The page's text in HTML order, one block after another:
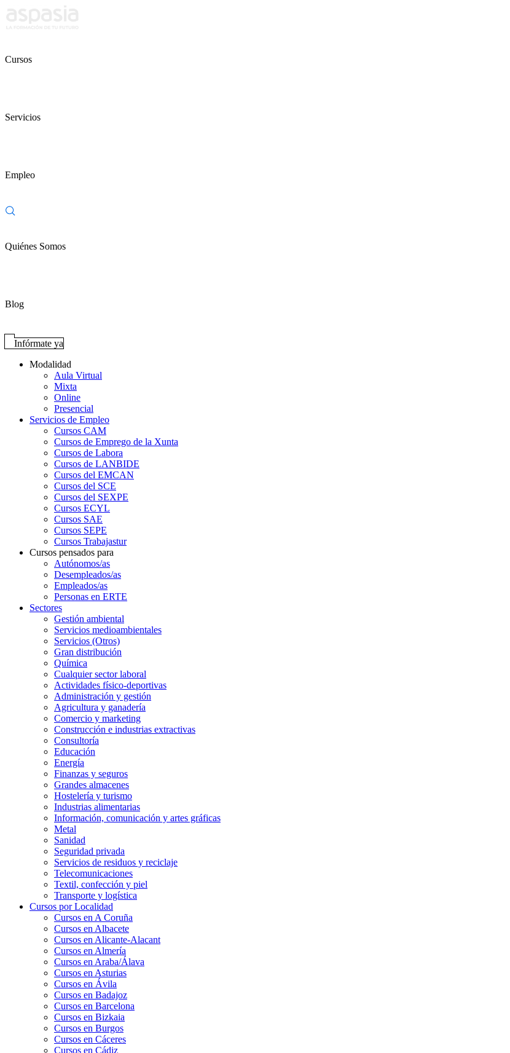
Cursos
Servicios
Empleo
Quiénes Somos
Blog
Infórmate ya
Modalidad
Aula Virtual
Mixta
Online
Presencial
Servicios de Empleo
Cursos CAM
Cursos de Emprego de la Xunta
Cursos de Labora
Cursos de LANBIDE
Cursos del EMCAN
Cursos del SCE
Cursos del SEXPE
Cursos ECYL
Cursos SAE
Cursos SEPE
Cursos Trabajastur
Cursos pensados para
Autónomos/as
Desempleados/as
Empleados/as
Personas en ERTE
Sectores
Gestión ambiental
Servicios medioambientales
Servicios (Otros)
Gran distribución
Química
Cualquier sector laboral
Actividades físico-deportivas
Administración y gestión
Agricultura y ganadería
Comercio y marketing
Construcción e industrias extractivas
Consultoría
Educación
Energía
Finanzas y seguros
Grandes almacenes
Hostelería y turismo
Industrias alimentarias
Información, comunicación y artes gráficas
Metal
Sanidad
Seguridad privada
Servicios de residuos y reciclaje
Telecomunicaciones
Textil, confección y piel
Transporte y logística
Cursos por Localidad
Cursos en A Coruña
Cursos en Albacete
Cursos en Alicante-Alacant
Cursos en Almería
Cursos en Araba/Álava
Cursos en Asturias
Cursos en Ávila
Cursos en Badajoz
Cursos en Barcelona
Cursos en Bizkaia
Cursos en Burgos
Cursos en Cáceres
Cursos en Cádiz